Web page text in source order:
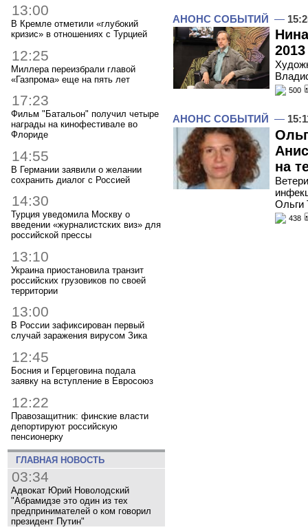
13:00
В Кремле отметили «глубокий
кризис» в отношениях с Турцией
12:25
Миллера переизбрали главой
«Газпрома» еще на пять лет
17:23
Фильм "Батальон" получил четыре
награды на кинофестивале во
Флориде
14:55
В Германии заявили о желании
сохранить диалог с Россией
14:30
Турция уведомила Москву о
введении «журналистских виз» для
российской прессы
13:10
Украина приостановила транзит
российских грузовиков по своей
территории
13:00
В России зафиксирован первый
случай заражения вирусом Зика
12:45
Босния и Герцеговина подала
заявку на вступление в Евросоюз
12:22
Правозащитник: финские власти
депортируют российскую
пенсионерку
ГЛАВНАЯ НОВОСТЬ
03:34
Адвокат Юрий Новолодский
"Абрамидзе это один из тех
предпринимателей о ком говорил
президент Путин"
АНОНС СОБЫТИЙ —
500
АНОНС СОБЫТИЙ —
на
Ольги
438